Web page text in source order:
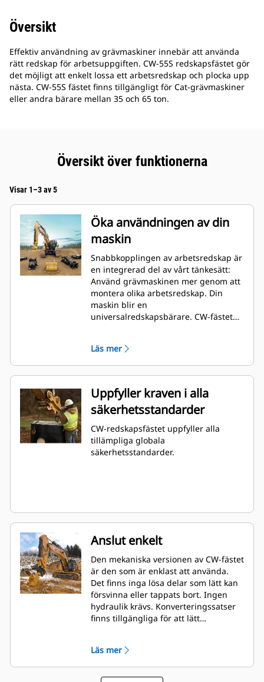
Översikt
Effektiv användning av grävmaskiner innebär att använda
rätt redskap för arbetsuppgiften. CW-55S redskapsfästet gör
det möjligt att enkelt lossa ett arbetsredskap och plocka upp
nästa. CW-55S fästet finns tillgängligt för Cat-grävmaskiner
eller andra bärare mellan 35 och 65 ton.
Översikt över funktionerna
Visar 1–3 av 5
Öka användningen av din
maskin
Snabbkopplingen av arbetsredskap är
en integrerad del av vårt tänkesätt:
Använd grävmaskinen mer genom att
montera olika arbetsredskap. Din
maskin blir en
universalredskapsbärare. CW-fästet
senaste 40 åren. Det är utbytbart
mellan olika maskinklasser och har
utvecklats för användning med över
700 olika maskiner, både Cat och
andra varumärken.
Läs mer
Uppfyller kraven i alla
säkerhetsstandarder
CW-redskapsfästet uppfyller alla
tillämpliga globala
säkerhetsstandarder.
Anslut enkelt
Den mekaniska versionen av CW-fästet
är den som är enklast att använda.
Det finns inga lösa delar som lätt kan
försvinna eller tappats bort. Ingen
hydraulik krävs. Konverteringssatser
finns tillgängliga för att lätt
Läs mer